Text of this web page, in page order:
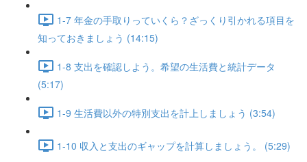
1-7 年金の手取りっていくら？ざっくり引かれる項目を
知っておきましょう (14:15)
1-8 支出を確認しよう。希望の生活費と統計データ
(5:17)
1-9 生活費以外の特別支出を計上しましょう (3:54)
1-10 収入と支出のギャップを計算しましょう。 (5:29)